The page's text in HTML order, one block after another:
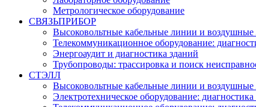
Метрологическое оборудование
СВЯЗЬПРИБОР
Высоковольтные кабельные линии и
Телекоммуникационное оборудование:
Энергоаудит и диагностика зданий
Трубопроводы: трассировка и поиск
СТЭЛЛ
Высоковольтные кабельные линии и
Электротехническое оборудование: